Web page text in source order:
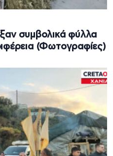
συμβολικά φύλλα
(Φωτογραφίες)